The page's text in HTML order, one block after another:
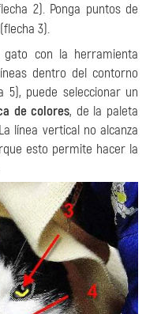
2). Ponga puntos de
3).
con la herramienta
dentro del contorno
5), puede seleccionar un
de colores, de la paleta
línea vertical no alcanza
esto permite hacer la